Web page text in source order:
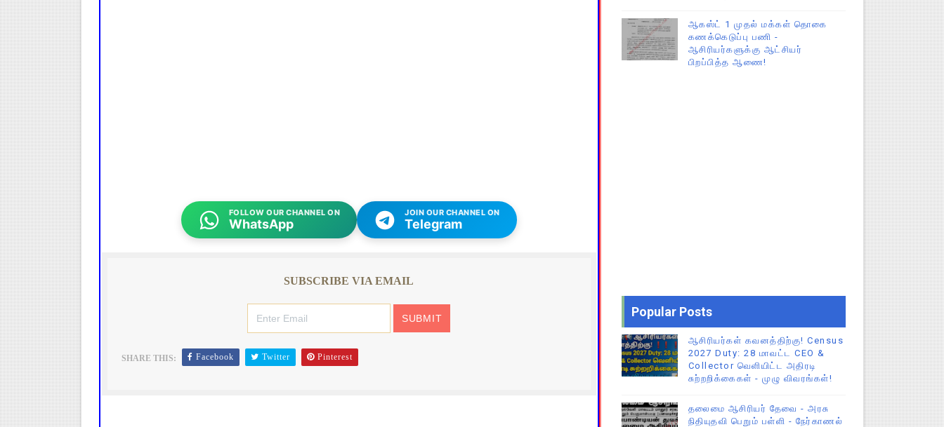
FOLLOW OUR CHANNEL ON
WhatsApp
JOIN OUR CHANNEL ON
Telegram
SUBSCRIBE VIA EMAIL
SHARE THIS: Facebook Twitter Pinterest
ஆகஸ்ட் 1 முதல் மக்கள் தொகை
கணக்கெடுப்பு பணி -
ஆசிரியர்களுக்கு ஆட்சியர்
பிறப்பித்த ஆணை!
Popular Posts
ஆசிரியர்கள் கவனத்திற்கு! Census
2027 Duty: 28 மாவட்ட CEO &
Collector வெளியிட்ட அதிரடி
சுற்றறிக்கைகள் - முழு விவரங்கள்!
தலைமை ஆசிரியர் தேவை - அரசு
நிதியுதவி பெறும் பள்ளி - நேர்காணல்